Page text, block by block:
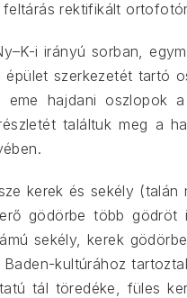
i irányú sorban,
szerkezetét tartó
hajdani oszlopok
találtuk meg a
kerek és sekély
gödörbe több
sekély, kerek
kultúrához
tál töredéke, füles